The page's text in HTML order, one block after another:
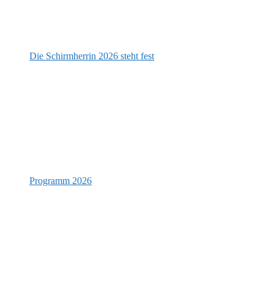
Die Schirmherrin 2026 steht fest
Programm 2026